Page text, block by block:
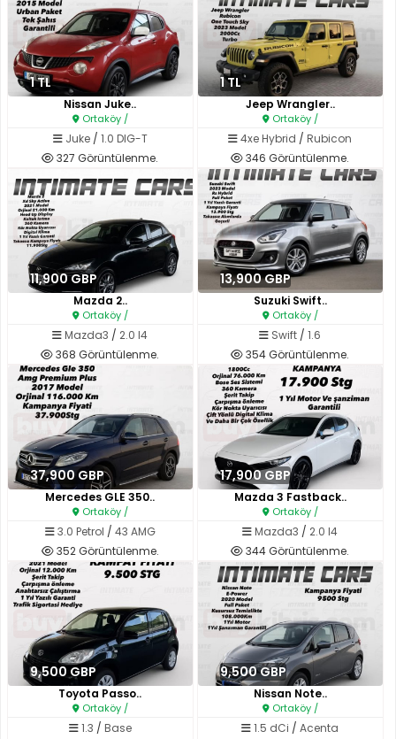
1 TL
Nissan Juke..
Ortaköy /
Juke/ 1.0 DIG-T
327 Görüntülenme.
1 TL
Jeep Wrangler..
Ortaköy /
4xe Hybrid /Rubicon
346 Görüntülenme.
11,900 GBP
Mazda 2..
Ortaköy /
Mazda3 / 2.0 I4
368 Görüntülenme.
13,900 GBP
Suzuki Swift..
Ortaköy /
Swift /1.6
354 Görüntülenme.
37,900 GBP
Mercedes GLE 350..
Ortaköy /
3.0 Petrol / 43 AMG
352 Görüntülenme.
17,900 GBP
Mazda 3 Fastback..
Ortaköy /
Mazda3 / 2.0 I4
344 Görüntülenme.
9,500 GBP
Toyota Passo..
Ortaköy /
1.3 / Base
9,500 GBP
Nissan Note..
Ortaköy /
1.5 dCi /Acenta